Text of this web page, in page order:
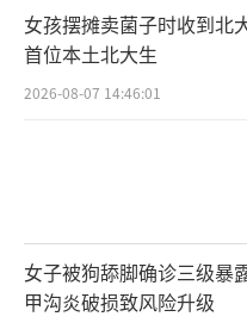
女孩摆摊卖菌子时收到北
首位本土北大生
2026-08-07 14:46:01
女子被狗舔脚确诊三级暴
甲沟炎破损致风险升级